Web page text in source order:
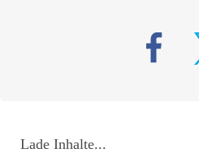
Lade Inhalte...